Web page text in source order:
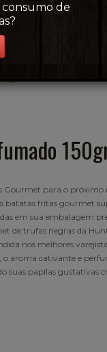
Gourmet para o próximo
batatas fritas gourmet
em sua embalagem
de trufas negras da
nos melhores
aroma cativante e
suas papilas gustativas
de